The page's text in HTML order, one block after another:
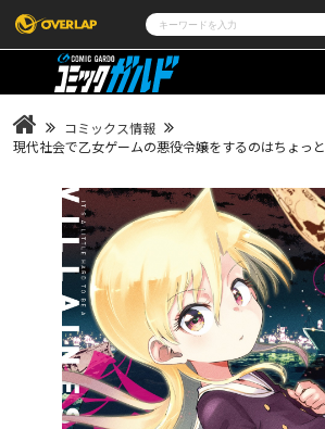
コミック
LiQulle
ラブパルフェ
ライト
ロサージュ
その他
ゲーム
通販・
企業
会社概要
採用情報
アクセス
オーバーラップホールディングス
お問い合
オーバーラップ文庫
オーバーラップノベルス
オーバーラップノベルスf
コミックス情報
現代社会で乙女ゲームの悪役令嬢をするのはちょっ